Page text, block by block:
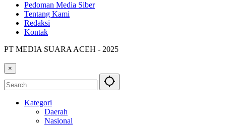
Pedoman Media Siber
Tentang Kami
Redaksi
Kontak
PT MEDIA SUARA ACEH - 2025
×
Kategori
Daerah
Nasional